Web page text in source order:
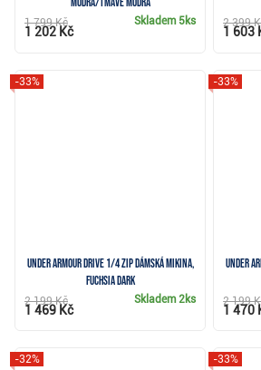
modrá/tmavě modrá
Skladem 5ks
1 799 Kč
1 202 Kč
2 399
1 603
Under Armour Drive 1/4 Zip dámská mikina,
fuchsia dark
-33%
Skladem 2ks
2 199 Kč
1 469 Kč
Under
-33%
2 199
1 470
-32% -33%